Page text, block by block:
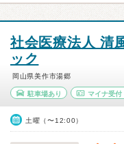
社会医療法人 清
ック
岡山県美作市湯郷
駐車場あり マイナ受付
土曜（〜12:00）